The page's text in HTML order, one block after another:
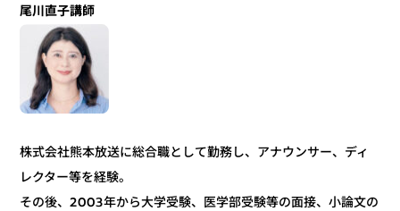
尾川直子講師
株式会社熊本放送に総合職として勤務し、アナウンサー、ディ
レクター等を経験。
その後、2003年から大学受験、医学部受験等の面接、小論文の